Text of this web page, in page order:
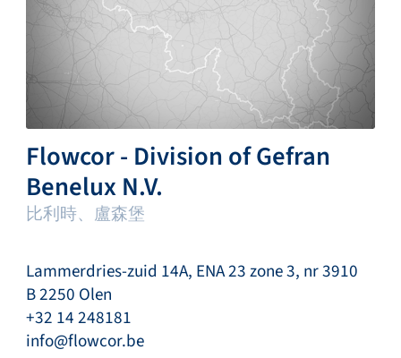
Flowcor - Division of Gefran
Benelux N.V.
比利時、盧森堡
Lammerdries-zuid 14A, ENA 23 zone 3, nr 3910
B 2250 Olen
+32 14 248181
info@flowcor.be